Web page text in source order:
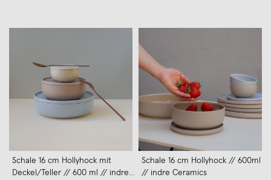
Schale 16 cm Hollyhock mit
Deckel/Teller // 600 ml // indre
Schale 16 cm Hollyhock // 600ml
// indre Ceramics